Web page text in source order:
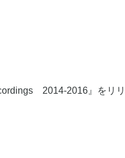
2014-2016』をリリ